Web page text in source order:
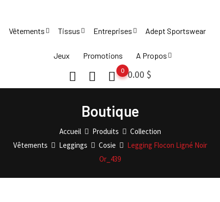
content
Vêtements Tissus Entreprises Adept Sportswear
Jeux Promotions A Propos
0.00 $
0
Boutique
Accueil Produits
Collection
Vêtements
Leggings Cosie
Legging Flocon Ligné Noir
Or_439